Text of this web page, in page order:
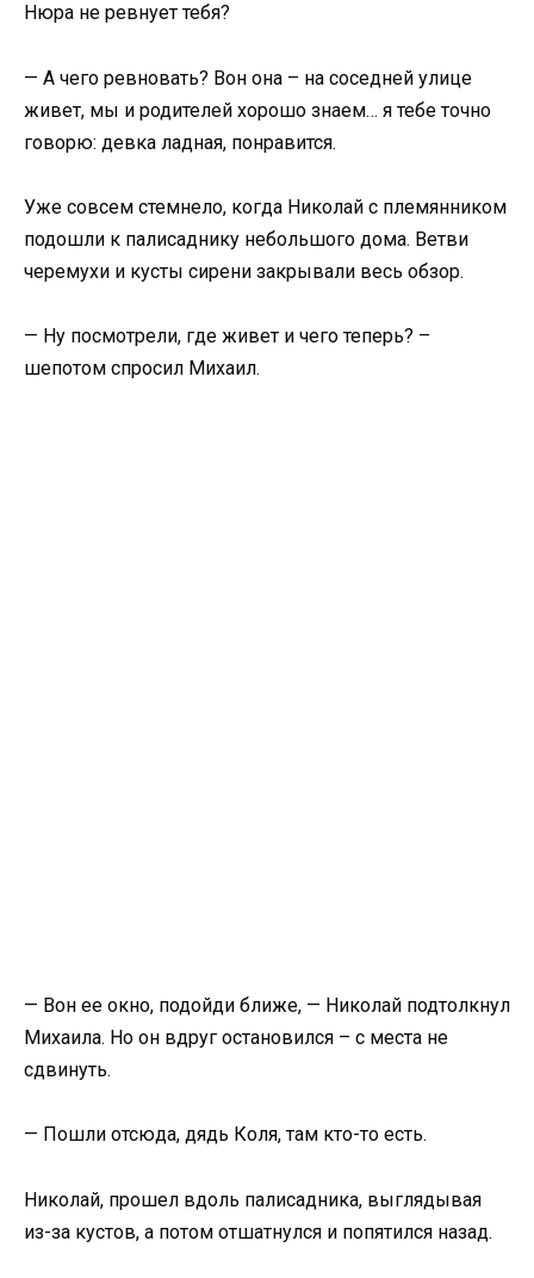
Нюра не ревнует тебя?
— А чего ревновать? Вон она – на соседней улице
живет, мы и родителей хорошо знаем… я тебе точно
говорю: девка ладная, понравится.
Уже совсем стемнело, когда Николай с племянником
подошли к палисаднику небольшого дома. Ветви
черемухи и кусты сирени закрывали весь обзор.
— Ну посмотрели, где живет и чего теперь? –
шепотом спросил Михаил.
— Вон ее окно, подойди ближе, — Николай подтолкнул
Михаила. Но он вдруг остановился – с места не
сдвинуть.
— Пошли отсюда, дядь Коля, там кто-то есть.
Николай, прошел вдоль палисадника, выглядывая
из-за кустов, а потом отшатнулся и попятился назад.